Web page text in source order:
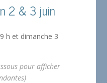
2 & 3 juin
h et dimanche 3
pour afficher